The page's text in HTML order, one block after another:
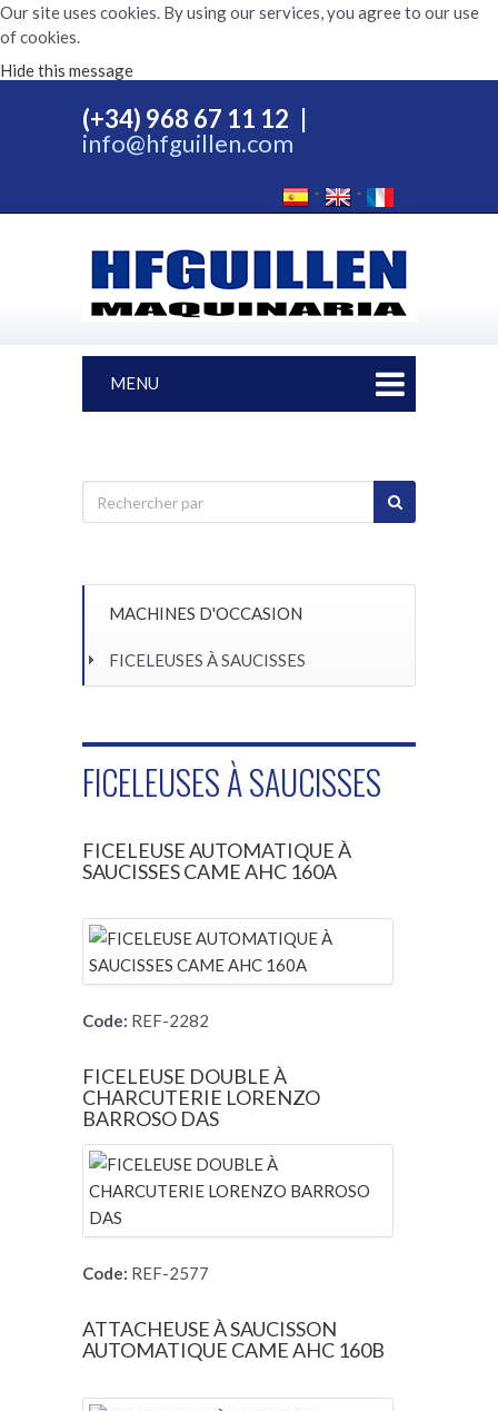
Our site uses cookies. By using our services, you agree to our use
of cookies.
Hide this message
(+34) 968 67 11 12
info@hfguillen.com
MENU
MACHINES D'OCCASION
FICELEUSES À SAUCISSES
FICELEUSES À SAUCISSES
FICELEUSE AUTOMATIQUE À
SAUCISSES CAME AHC 160A
Code: REF-2282
FICELEUSE DOUBLE À
CHARCUTERIE LORENZO
BARROSO DAS
Code: REF-2577
ATTACHEUSE À SAUCISSON
AUTOMATIQUE CAME AHC 160B